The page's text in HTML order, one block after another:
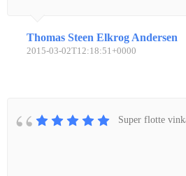
Thomas Steen Elkrog Andersen
2015-03-02T12:18:51+0000
Super flotte